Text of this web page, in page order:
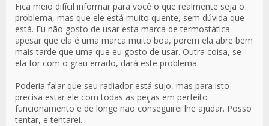
Fica meio difícil informar para você o que realmente seja o
problema, mas que ele está muito quente, sem dúvida que
está. Eu não gosto de usar esta marca de termostática
apesar que ela é uma marca muito boa, porem ela abre bem
mais tarde que uma que eu gosto de usar. Outra coisa, se
ela for com o grau errado, dará este problema.
Poderia falar que seu radiador está sujo, mas para isto
precisa estar ele com todas as peças em perfeito
funcionamento e de longe não conseguirei lhe ajudar. Posso
tentar, e tentarei.